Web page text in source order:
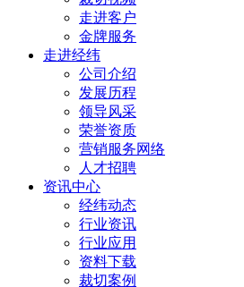
走进客户
金牌服务
走进经纬
公司介绍
发展历程
领导风采
荣誉资质
营销服务网络
人才招聘
资讯中心
经纬动态
行业资讯
行业应用
资料下载
裁切案例